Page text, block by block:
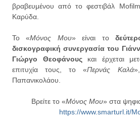
βραβευμένου από το φεστιβάλ
Καρύδα.
Το «Μόνος Μου» είναι το
δισκογραφική συνεργασία του
Γιώργο Θεοφάνους και έρχεται
επιτυχία τους, το «Περνάς Καλά
Παπανικολάου.
Βρείτε το «Μόνος Μου» στα
https://www.smarturl.it/